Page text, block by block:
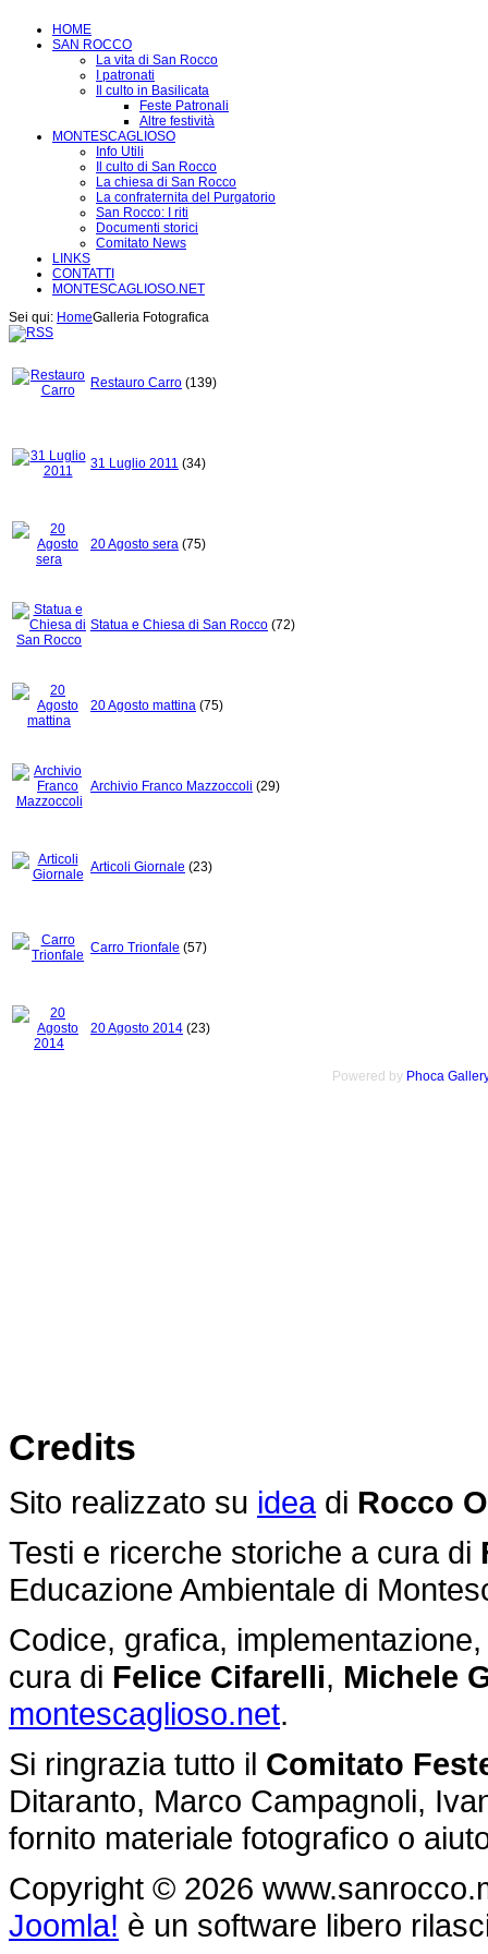
HOME
SAN ROCCO
La vita di San Rocco
I patronati
Il culto in Basilicata
Feste Patronali
Altre festività
MONTESCAGLIOSO
Info Utili
Il culto di San Rocco
La chiesa di San Rocco
La confraternita del Purgatorio
San Rocco: I riti
Documenti storici
Comitato News
LINKS
CONTATTI
MONTESCAGLIOSO.NET
Sei qui: HomeGalleria Fotografica
Restauro Carro (139)
31 Luglio 2011 (34)
20 Agosto sera (75)
Statua e Chiesa di San Rocco (72)
20 Agosto mattina (75)
Archivio Franco Mazzoccoli (29)
Articoli Giornale (23)
Carro Trionfale (57)
20 Agosto 2014 (23)
Powered by Phoca
Credits
Sito realizzato su ideadi Rocco
Testi e ricerche storiche a cura di
Educazione Ambientale di
Codice, grafica,
cura di Felice Cifarelli, Michele
montescaglioso.net.
Si ringrazia tutto il Comitato
Ditaranto, Marco Campagnoli,
fornito materiale fotografico o
Copyright © 2026
Joomla! è un software libero